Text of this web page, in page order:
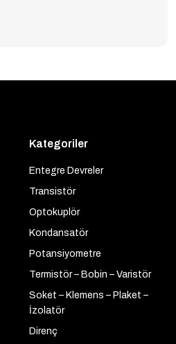
Kategoriler
Entegre Devreler
Transistör
Optokuplör
Kondansatör
Potansiyometre
Termistör – Bobin – Varistör
Soket – Klemens – Plaket –
İzolatör
Direnç